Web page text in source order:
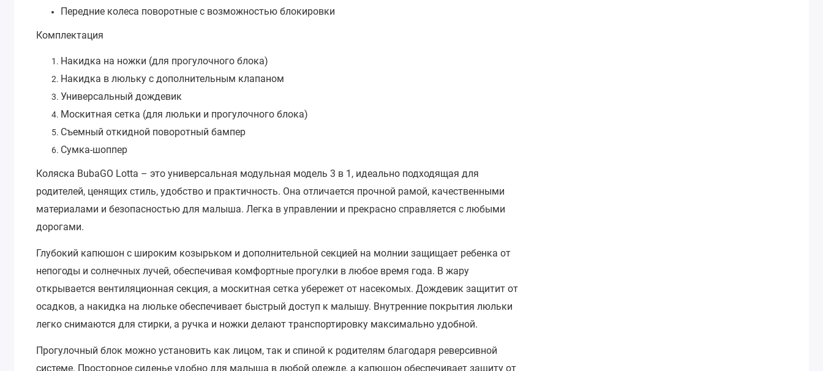
Передние колеса поворотные с возможностью блокировки
Комплектация
Накидка на ножки (для прогулочного блока)
Накидка в люльку с дополнительным клапаном
Универсальный дождевик
Москитная сетка (для люльки и прогулочного блока)
Съемный откидной поворотный бампер
Сумка-шоппер
Коляска BubaGO Lotta – это универсальная модульная модель 3 в 1, идеально подходящая для
родителей, ценящих стиль, удобство и практичность. Она отличается прочной рамой, качественными
материалами и безопасностью для малыша. Легка в управлении и прекрасно справляется с любыми
дорогами.
Глубокий капюшон с широким козырьком и дополнительной секцией на молнии защищает ребенка от
непогоды и солнечных лучей, обеспечивая комфортные прогулки в любое время года. В жару
открывается вентиляционная секция, а москитная сетка убережет от насекомых. Дождевик защитит от
осадков, а накидка на люльке обеспечивает быстрый доступ к малышу. Внутренние покрытия люльки
легко снимаются для стирки, а ручка и ножки делают транспортировку максимально удобной.
Прогулочный блок можно установить как лицом, так и спиной к родителям благодаря реверсивной
системе. Просторное сиденье удобно для малыша в любой одежде, а капюшон обеспечивает защиту от